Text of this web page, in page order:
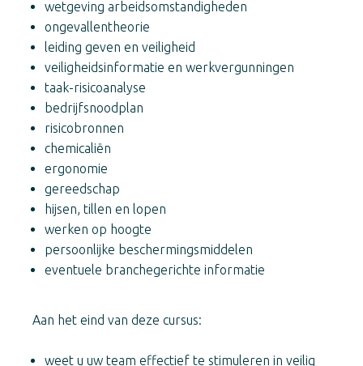
wetgeving arbeidsomstandigheden
ongevallentheorie
leiding geven en veiligheid
veiligheidsinformatie en werkvergunningen
taak-risicoanalyse
bedrijfsnoodplan
risicobronnen
chemicaliën
ergonomie
gereedschap
hijsen, tillen en lopen
werken op hoogte
persoonlijke beschermingsmiddelen
eventuele branchegerichte informatie
Aan het eind van deze cursus:
weet u uw team effectief te stimuleren in veilig